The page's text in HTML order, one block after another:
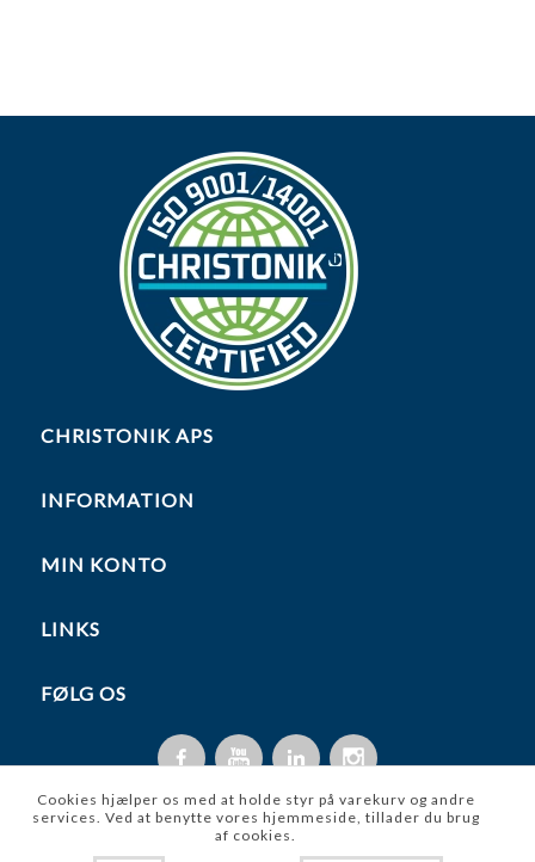
CHRISTONIK APS
INFORMATION
MIN KONTO
LINKS
FØLG OS
Cookies hjælper os med at holde styr på varekurv og andre
services. Ved at benytte vores hjemmeside, tillader du brug
af cookies.